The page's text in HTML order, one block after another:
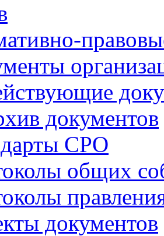
документов
СРО
общих
документов